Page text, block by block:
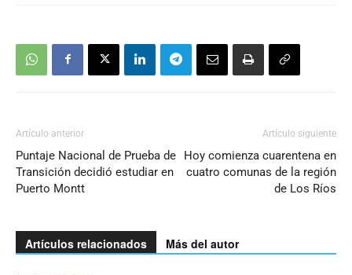
Artículo anterior
Puntaje Nacional de Prueba de
Transición decidió estudiar en
Puerto Montt
Artículo siguiente
Hoy comienza cuarentena en
cuatro comunas de la región
de Los Ríos
Artículos relacionados Más del autor